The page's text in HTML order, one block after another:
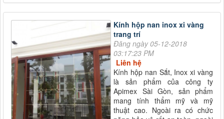
Kính hộp nan inox xi vàng
trang trí
Đăng ngày 05-12-2018
03:17:23 PM
Liên hệ
Kính hộp nan Sắt, Inox xi vàng
là sản phẩm của công ty
Apimex Sài Gòn, sản phẩm
mang tính thẩm mỹ và mỹ
thuật cao. Ngoài ra có chức